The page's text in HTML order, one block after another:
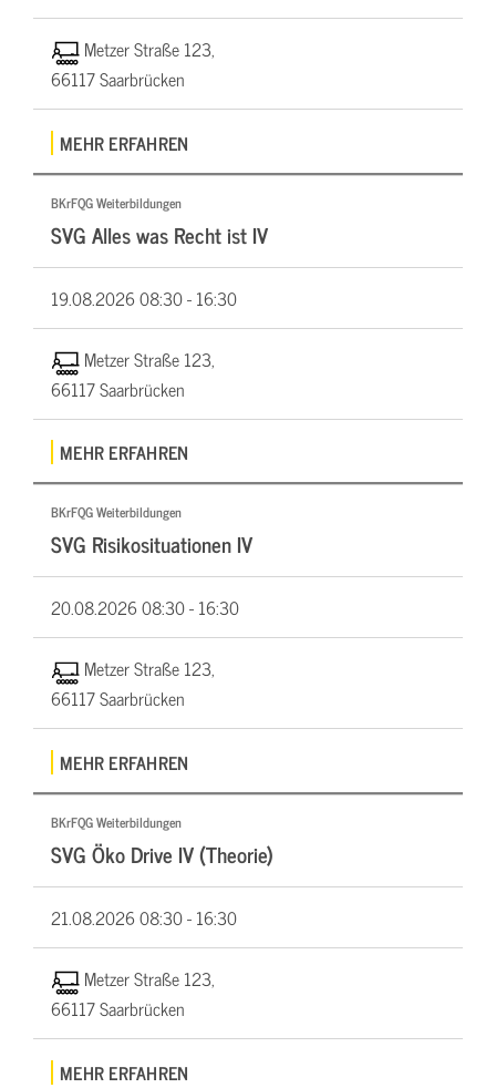
Metzer Straße 123,
66117 Saarbrücken
MEHR ERFAHREN
BKrFQG Weiterbildungen
SVG Alles was Recht ist IV
19.08.202608:30 - 16:30
Metzer Straße 123,
66117 Saarbrücken
MEHR ERFAHREN
BKrFQG Weiterbildungen
SVG Risikosituationen IV
20.08.202608:30 - 16:30
Metzer Straße 123,
66117 Saarbrücken
MEHR ERFAHREN
BKrFQG Weiterbildungen
SVG Öko Drive IV (Theorie)
21.08.202608:30 - 16:30
Metzer Straße 123,
66117 Saarbrücken
MEHR ERFAHREN